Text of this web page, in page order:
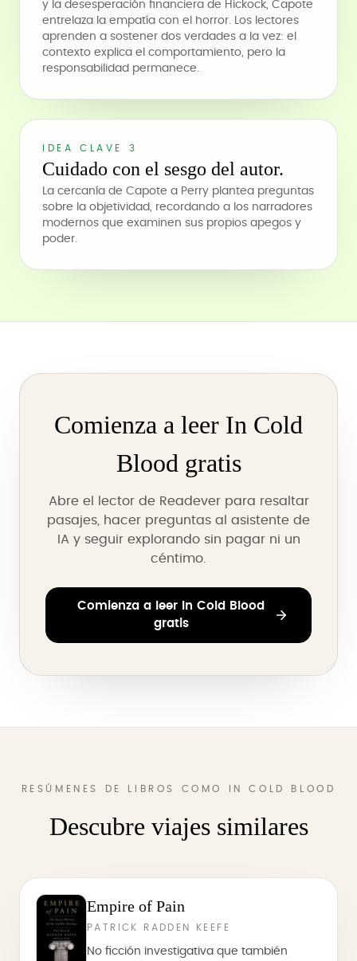
y la desesperación financiera de Hickock, Capote
entrelaza la empatía con el horror. Los lectores
aprenden a sostener dos verdades a la vez: el
contexto explica el comportamiento, pero la
responsabilidad permanece.
IDEA CLAVE 3
Cuidado con el sesgo del autor.
La cercanía de Capote a Perry plantea preguntas
sobre la objetividad, recordando a los narradores
modernos que examinen sus propios apegos y
poder.
Comienza a leer In Cold
Blood gratis
Abre el lector de Readever para resaltar
pasajes, hacer preguntas al asistente de
IA y seguir explorando sin pagar ni un
céntimo.
Comienza a leer In Cold Blood
gratis
RESÚMENES DE LIBROS COMO IN COLD BLOOD
Descubre viajes similares
Empire of Pain
PATRICK RADDEN KEEFE
No ficción investigativa que también